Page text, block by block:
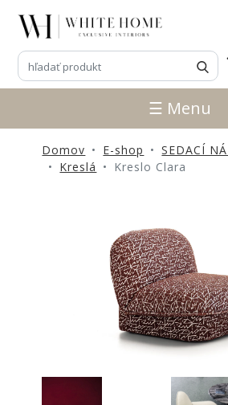
3D
NÁVRHY
NOVINKY
PRODUKTY
☰ Menu
Domov E-shop
SEDACÍ
Kreslá
Kreslo Clara